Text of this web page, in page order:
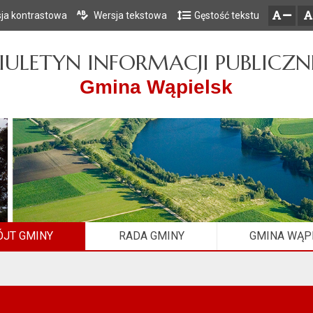
Przejdź do głównego menu
Przejdź do treści
Przejdź do mapy serwisu
kontrastowa Wersja tekstowa Gęstość tekstu
INFORMACJI
Gmina Wąpielsk
GMINY RADA GMINY GMINA